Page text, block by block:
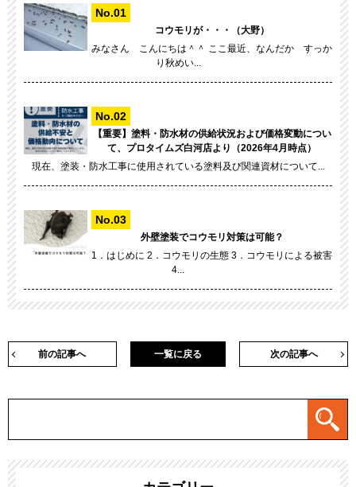
コウモリが・・・（大野）
みなさん こんにちは＾＾ ここ最近、なんだか すっか
り秋めい...
【重要】塗料・防水材の供給状況および価格変動につい
て、プロタイムズ白河店より（2026年4月時点）
現在、塗装・防水工事に使用されている塗料及び関連資材について...
外壁塗装でコウモリ対策は可能？
1．はじめに 2．コウモリの生態 3．コウモリによる被害
4...
前の記事へ 次の記事へ
一覧に戻る